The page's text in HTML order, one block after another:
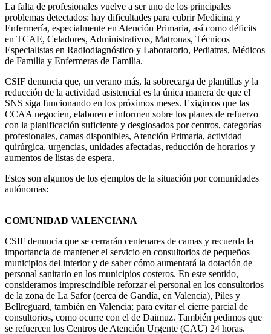
La falta de profesionales vuelve a ser uno de los principales
problemas detectados: hay dificultades para cubrir Medicina y
Enfermería, especialmente en Atención Primaria, así como déficits
en TCAE, Celadores, Administrativos, Matronas, Técnicos
Especialistas en Radiodiagnóstico y Laboratorio, Pediatras, Médicos
de Familia y Enfermeras de Familia.
CSIF denuncia que, un verano más, la sobrecarga de plantillas y la
reducción de la actividad asistencial es la única manera de que el
SNS siga funcionando en los próximos meses. Exigimos que las
CCAA negocien, elaboren e informen sobre los planes de refuerzo
con la planificación suficiente y desglosados por centros, categorías
profesionales, camas disponibles, Atención Primaria, actividad
quirúrgica, urgencias, unidades afectadas, reducción de horarios y
aumentos de listas de espera.
Estos son algunos de los ejemplos de la situación por comunidades
autónomas:
COMUNIDAD VALENCIANA
CSIF denuncia que se cerrarán centenares de camas y recuerda la
importancia de mantener el servicio en consultorios de pequeños
municipios del interior y de saber cómo aumentará la dotación de
personal sanitario en los municipios costeros. En este sentido,
consideramos imprescindible reforzar el personal en los consultorios
de la zona de La Safor (cerca de Gandía, en Valencia), Piles y
Bellreguard, también en Valencia; para evitar el cierre parcial de
consultorios, como ocurre con el de Daimuz. También pedimos que
se refuercen los Centros de Atención Urgente (CAU) 24 horas.